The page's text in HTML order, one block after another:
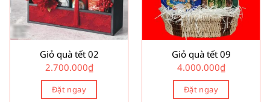
Giỏ quà tết 02
2.700.000₫
Đặt ngay
Giỏ quà tết 09
4.000.000₫
Đặt ngay